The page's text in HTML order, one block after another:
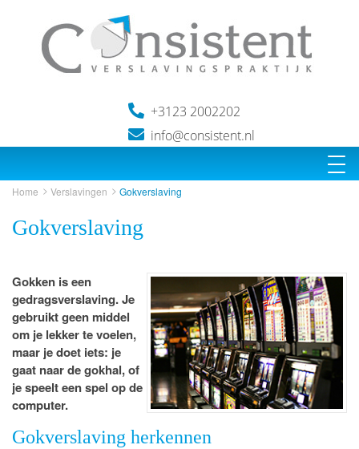
+3123 2002202
info@consistent.nl
Home Verslavingen Gokverslaving
Gokverslaving
Gokken is een
gedragsverslaving. Je
gebruikt geen middel
om je lekker te voelen,
maar je doet iets: je
gaat naar de gokhal, of
je speelt een spel op de
computer.
Gokverslaving herkennen